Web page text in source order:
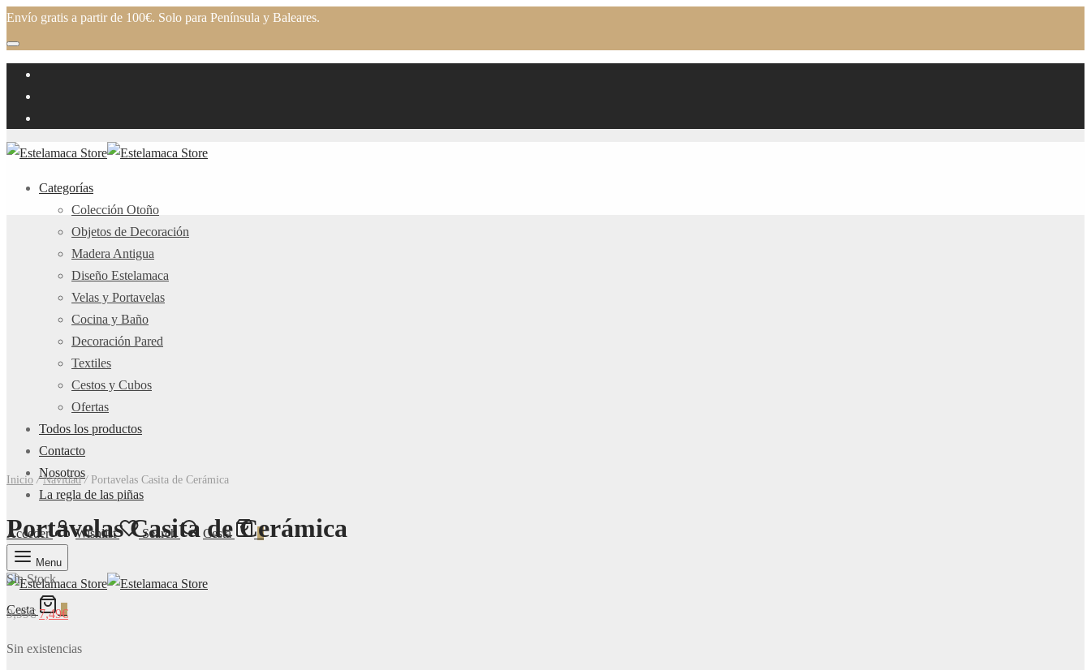
Envío gratis a partir de 100€. Solo para Península y Baleares.
Categorías
Colección Otoño
Objetos de Decoración
Madera Antigua
Diseño Estelamaca
Velas y Portavelas
Cocina y Baño
Decoración Pared
Textiles
Cestos y Cubos
Ofertas
Todos los productos
Contacto
Nosotros
La regla de las piñas
Acceder Wishlist Search Cesta 0
Menu
Cesta 0
Inicio / Navidad /Portavelas Casita de Cerámica
Portavelas Casita de Cerámica
Sin Stock
9,99€ El
original
7,49€El
actual
Sin existencias